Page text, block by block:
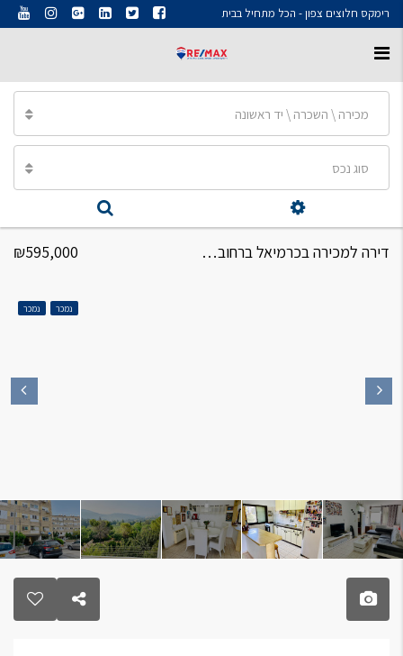
רימקס חלוצים צפון - הכל מתחיל בבית
מכירה \ השכרה \ יד ראשונה
סוג נכס
דירה למכירה בכרמיאל ברחוב התמר 3.5 חדרים ₪595,000
נמכר נמכר